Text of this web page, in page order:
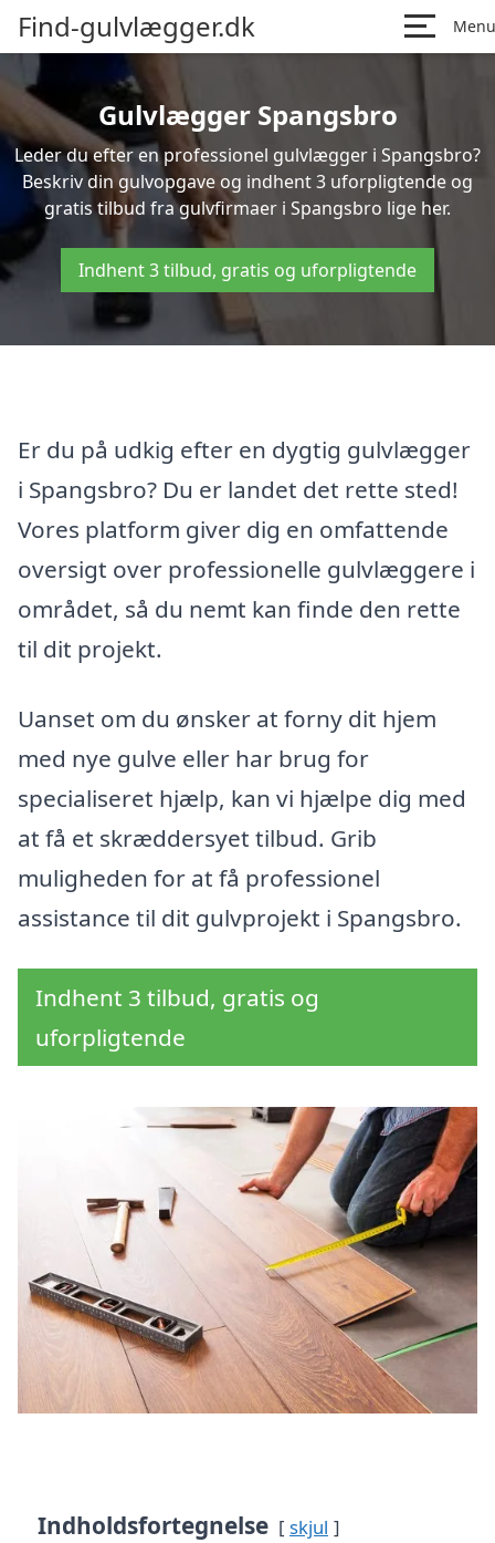
Find-gulvlægger.dk Menu
Gulvlægger Spangsbro
Leder du efter en professionel gulvlægger i Spangsbro?
Beskriv din gulvopgave og indhent 3 uforpligtende og
gratis tilbud fra gulvfirmaer i Spangsbro lige her.
Indhent 3 tilbud, gratis og uforpligtende
Er du på udkig efter en dygtig gulvlægger
i Spangsbro? Du er landet det rette sted!
Vores platform giver dig en omfattende
oversigt over professionelle gulvlæggere i
området, så du nemt kan finde den rette
til dit projekt.
Uanset om du ønsker at forny dit hjem
med nye gulve eller har brug for
specialiseret hjælp, kan vi hjælpe dig med
at få et skræddersyet tilbud. Grib
muligheden for at få professionel
assistance til dit gulvprojekt i Spangsbro.
Indhent 3 tilbud, gratis og
uforpligtende
Indholdsfortegnelse skjul